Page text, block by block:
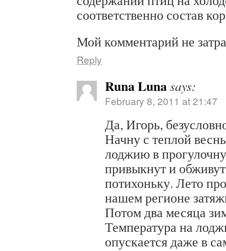
соответственно состав
Мой комментарий не
Reply
Runa Lunasays:
February 8, 2011 at 21:47
Да, Игорь,
Начну с теплой
лоджию в
привыкнут и
потихоньку. Лето
нашем регионе
Потом два месяца
Температура на
опускается даже в